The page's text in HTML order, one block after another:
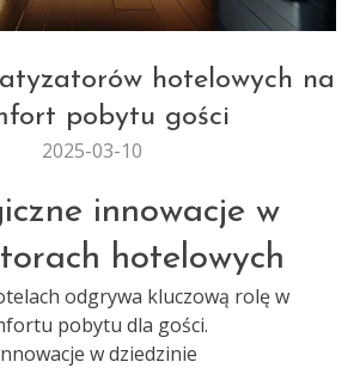
I MODERNIZACJE
hotelowych na
pobytu gości
2025-03-10
innowacje w
hotelowych
odgrywa kluczową rolę w
pobytu dla gości.
w dziedzinie